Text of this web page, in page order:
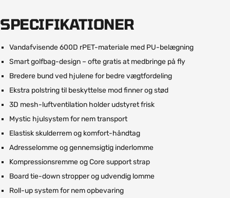
SPECIFIKATIONER
Vandafvisende 600D rPET-materiale med PU-belægning
Smart golfbag-design – ofte gratis at medbringe på fly
Bredere bund ved hjulene for bedre vægtfordeling
Ekstra polstring til beskyttelse mod finner og stød
3D mesh-luftventilation holder udstyret frisk
Mystic hjulsystem for nem transport
Elastisk skulderrem og komfort-håndtag
Adresselomme og gennemsigtig inderlomme
Kompressionsremme og Core support strap
Board tie-down stropper og udvendig lomme
Roll-up system for nem opbevaring